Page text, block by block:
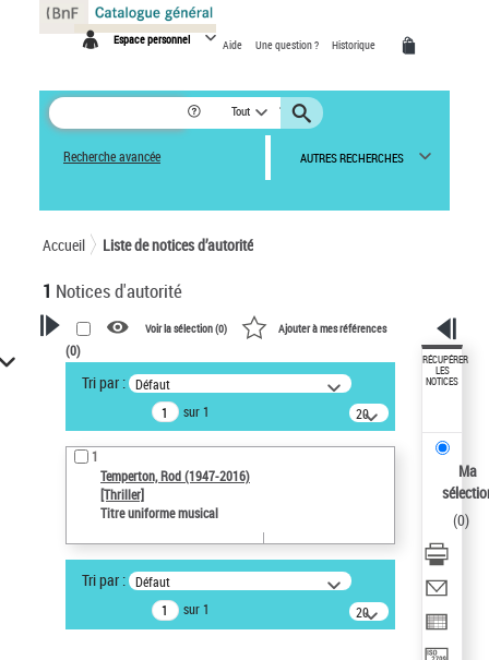
Espace personnel Aide Une question ? Historique
Tout
Recherche avancée AUTRES RECHERCHES
Accueil Liste de notices d’autorité
1 Notices d'autorité
VOTRE RECHERCHE
Recherche avancée dans les
notices d’autorité
Œuvres liées à l'auteur :
Temperton, Rod (1947-2016)
Type de notice d'autorité
Voir la sélection (0) Ajouter à mes références
(0)
Tri par : Défaut
sur 1
20
résultats/page
1
Temperton, Rod (1947-2016)
[Thriller]
Titre uniforme musical
Tri par : Défaut
sur 1
20
résultats/page
RÉCUPÉRER
LES
NOTICES
Ma
(0)
Panneau de gestion des cookies